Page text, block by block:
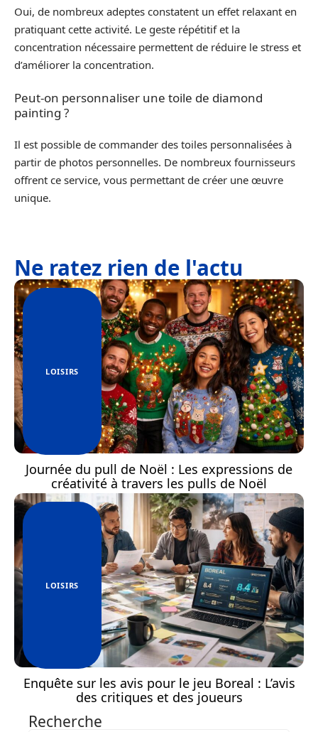
Oui, de nombreux adeptes constatent un effet relaxant en
pratiquant cette activité. Le geste répétitif et la
concentration nécessaire permettent de réduire le stress et
d’améliorer la concentration.
Peut-on personnaliser une toile de diamond
painting ?
Il est possible de commander des toiles personnalisées à
partir de photos personnelles. De nombreux fournisseurs
offrent ce service, vous permettant de créer une œuvre
unique.
Ne ratez rien de l'actu
LOISIRS
Journée du pull de Noël : Les expressions de
créativité à travers les pulls de Noël
LOISIRS
Enquête sur les avis pour le jeu Boreal : L’avis
des critiques et des joueurs
Recherche